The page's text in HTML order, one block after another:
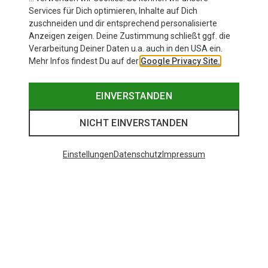
Services für Dich optimieren, Inhalte auf Dich
zuschneiden und dir entsprechend personalisierte
Anzeigen zeigen. Deine Zustimmung schließt ggf. die
Verarbeitung Deiner Daten u.a. auch in den USA ein.
Mehr Infos findest Du auf der Google Privacy Site.
EINVERSTANDEN
NICHT EINVERSTANDEN
EinstellungenDatenschutz Impressum